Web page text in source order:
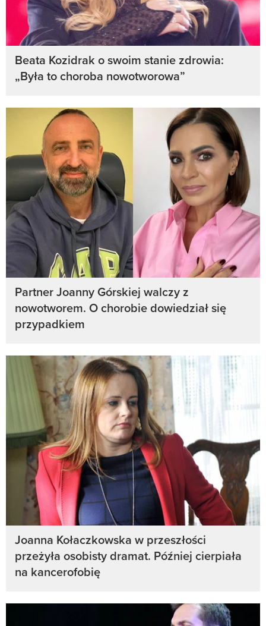
Beata Kozidrak o swoim stanie zdrowia:
„Była to choroba nowotworowa”
Partner Joanny Górskiej walczy z
nowotworem. O chorobie dowiedział się
przypadkiem
Joanna Kołaczkowska w przeszłości
przeżyła osobisty dramat. Później cierpiała
na kancerofobię